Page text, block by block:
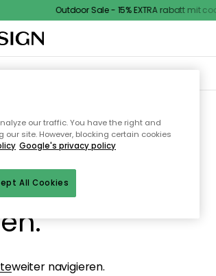
Outdoor Sale - 15% EXTRA rabatt mit code
AUFBEWAHRUNGOUTDOOR-MÖBEL
nicht
weiter navigieren.
our traffic. You have the right and
site. However, blocking certain cookies
Google's privacy policy
All Cookies